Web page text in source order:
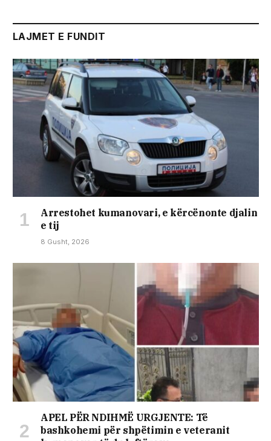
LAJMET E FUNDIT
Arrestohet kumanovari, e kërcënonte djalin
e tij
8 Gusht, 2026
APEL PËR NDIHMË URGJENTE: Të
bashkohemi për shpëtimin e veteranit